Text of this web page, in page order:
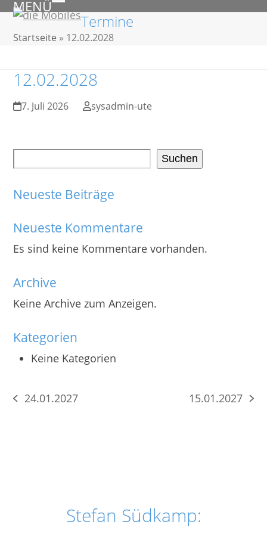
Skip
content
MENÜ
Open
mobile
Close
mobile
Termine
Startseite » 12.02.2028
12.02.2028
7. Juli 2026 sysadmin-ute
Suchen
Neueste Beiträge
Neueste Kommentare
Es sind keine Kommentare vorhanden.
Archive
Keine Archive zum Anzeigen.
Kategorien
Keine Kategorien
vorheriger
24.01.2027
Nächster
15.01.2027
Stefan Südkamp: